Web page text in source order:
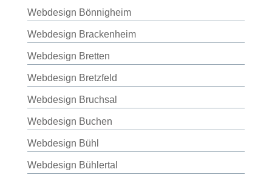
Webdesign Bönnigheim
Webdesign Brackenheim
Webdesign Bretten
Webdesign Bretzfeld
Webdesign Bruchsal
Webdesign Buchen
Webdesign Bühl
Webdesign Bühlertal